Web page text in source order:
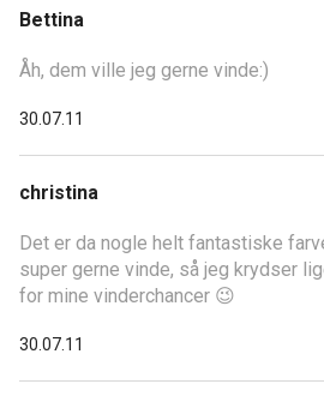
Bettina
Åh, dem ville jeg gerne vinde:)
30.07.11
christina
Det er da nogle helt fantastiske
super gerne vinde, så jeg krydser
for mine vinderchancer 😉
30.07.11